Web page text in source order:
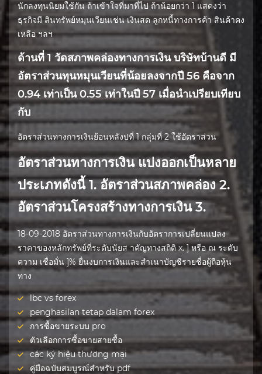
นักลงทุนนิยมใช้กัน ถ้าเข้าใจที่มาที่ไป ถ้าน้อยกว่า 1 แสดงว่า
ธุรกิจมี สินทรัพย์หมุนเวียนเช่น เงินสด ลูกหนี้ทางการค้า สินค้าคง
เหลือ ฯลฯ
ด้านที่ 1 วัดสภาพคล่องทางการเงิน บริษัทบ้านดี มี
อัตราส่วนทุนหมุนเวียนที่น้อยลงจากปี 56 คือจาก
0.94 เท่าเป็น 0.55 เท่าในปี 57 เมื่อนำเปรียบเทียบ
กับ
อัตราส่วนทางการเงินย้อนหลังปที่ 1 กลุ่มที่ 2 ใช้อัตราส่วน
อัตราส่วนทางการเงิน แบ่งออกเป็นหลาย
ประเภทดังนี้ 1. อัตราส่วนสภาพคล่อง 2.
อัตราส่วนโครงสร้างทางการเงิน 3.
18-09-2018 อัตราส่วนทางการเงินกับอัตราการเปลี่ยนแปลง
ราคาของหลักทรัพย์ที่ระดับนัยส าคัญทางสถิติ x. ] หรือ ณ ระดับ
ความ เชื่อมั่น ]% ยื่นงบการเงินและสำเนาบัญชีรายชื่อผู้ถือหุ้น
ทาง
lbc vs forex
penghasilan tetap dalam forex
การซื้อขายระบบ pro
ตัวเลือกการซื้อขายสายซื้อ
các ký hiệu thương mại
คู่มือฉบับสมบูรณ์สำหรับ pdf